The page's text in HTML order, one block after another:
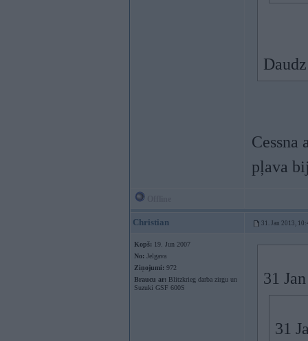
Cessna
pļava
Christian 31. Jan 2013,
Kopš: 19. Jun 2007
No: Jelgava
Ziņojumi: 972
Braucu ar: Blitzkrieg darba zirgu un
Suzuki GSF 600S
31
31